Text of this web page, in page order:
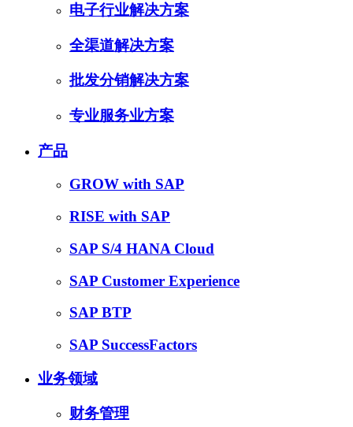
电子行业解决方案
全渠道解决方案
批发分销解决方案
专业服务业方案
产品
GROW with SAP
RISE with SAP
SAP S/4 HANA Cloud
SAP Customer Experience
SAP BTP
SAP SuccessFactors
业务领域
财务管理